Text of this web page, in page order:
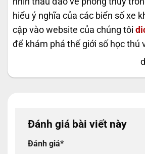
hiểu ý nghĩa của các biển số xe
cập vào website của chúng tôi
để khám phá thế giới số học thú
Đánh giá bài viết này
Đánh giá*